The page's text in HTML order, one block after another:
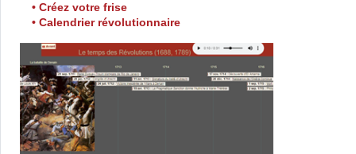
• Créez votre frise
• Calendrier révolutionnaire